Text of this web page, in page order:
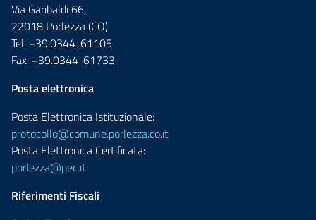
Via Garibaldi 66,
22018 Porlezza (CO)
Tel: +39.0344-61105
Fax: +39.0344-61733
Posta elettronica
Posta Elettronica Istituzionale:
protocollo@comune.porlezza.co.it
Posta Elettronica Certificata:
porlezza@pec.it
Riferimenti Fiscali